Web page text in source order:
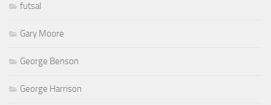
futsal
Gary Moore
George Benson
George Harrison